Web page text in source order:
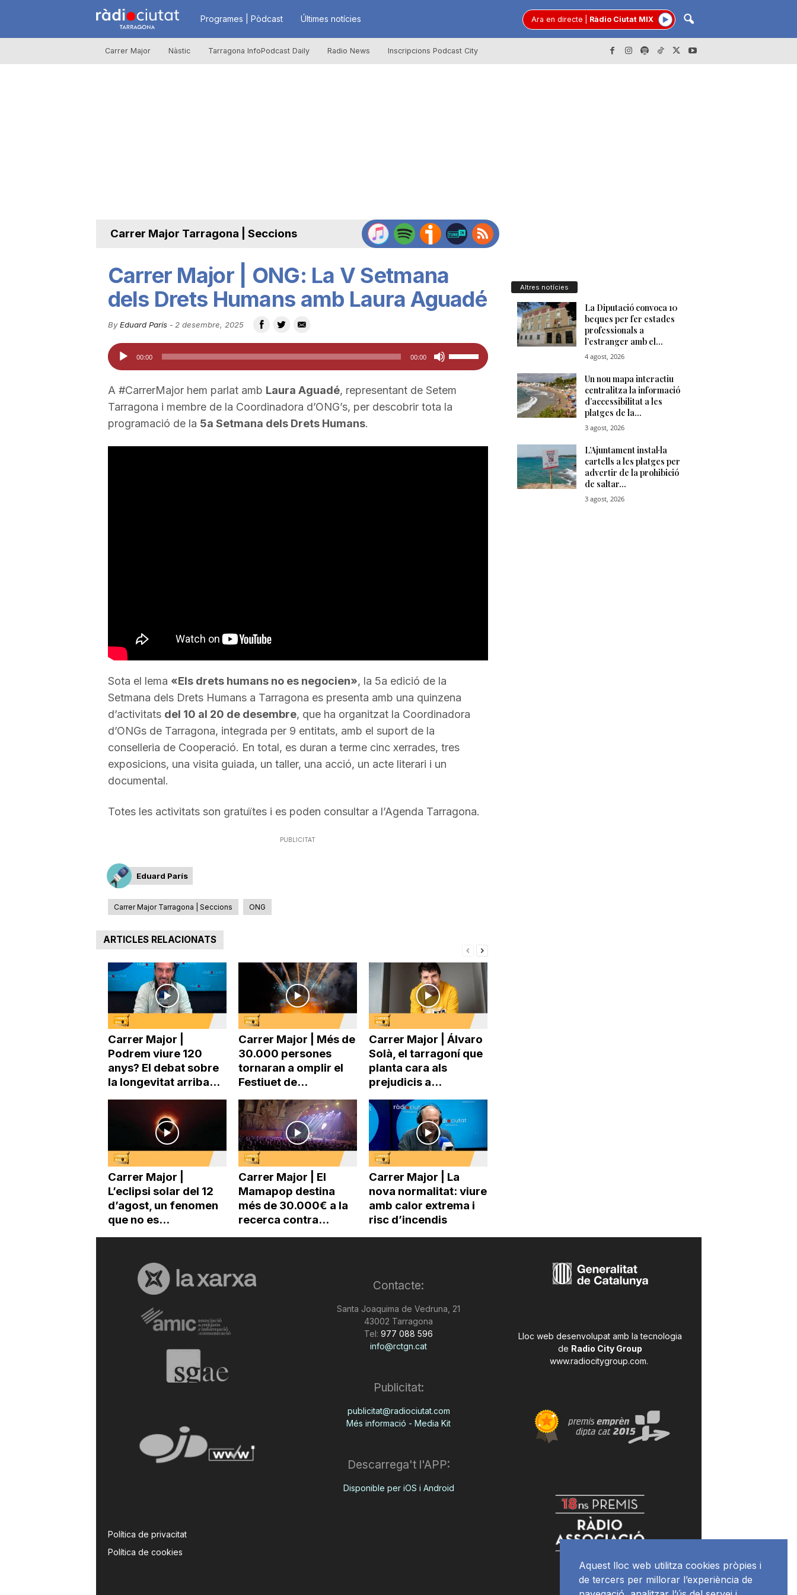
R
à
u
t
a
a
g
a
Programes | Pòdcast Últimes notícies Ara en directe Ràdio Ciutat MIX
Carrer Major Nàstic Tarragona InfoPodcast Daily Radio News Inscripcions Podcast City
Carrer Major Tarragona | Seccions
Carrer Major | ONG: La V Setmana
dels Drets Humans amb Laura Aguadé
By Eduard París- 2 desembre, 2025
Reproductor
d'àudio
00:00 00:00
Feu
servir
les
tecles
A #CarrerMajor hem parlat amb Laura Aguadé, representant de Setem
Tarragona i membre de la Coordinadora d’ONG’s, per descobrir tota la
programació de la 5a Setmana dels Drets Humans.
Sota el lema «Els drets humans no es negocien», la 5a edició de la
Setmana dels Drets Humans a Tarragona es presenta amb una quinzena
d’activitats del 10 al 20 de desembre, que ha organitzat la Coordinadora
d’ONGs de Tarragona, integrada per 9 entitats, amb el suport de la
conselleria de Cooperació. En total, es duran a terme cinc xerrades, tres
exposicions, una visita guiada, un taller, una acció, un acte literari i un
documental.
Totes les activitats son gratuïtes i es poden consultar a l’Agenda Tarragona.
PUBLICITAT
Eduard París
Carrer Major Tarragona | Seccions ONG
ARTICLES RELACIONATS
Carrer Major |
Podrem viure 120
anys? El debat sobre
la longevitat arriba...
Carrer Major | Més de
30.000 persones
tornaran a omplir el
Festiuet de...
Carrer Major | Álvaro
Solà, el tarragoní que
planta cara als
prejudicis a...
Carrer Major |
L’eclipsi solar del 12
d’agost, un fenomen
que no es...
Carrer Major | El
Mamapop destina
més de 30.000€ a la
recerca contra...
Carrer Major | La
nova normalitat: viure
amb calor extrema i
risc d’incendis
Altres notícies
Política de privacitat
Política de cookies
Contacte:
Santa Joaquima de Vedruna, 21
43002 Tarragona
Tel: 977 088 596
info@rctgn.cat
Publicitat:
publicitat@radiociutat.com
Més informació - Media Kit
Descarrega't l'APP:
Disponible per iOS i Android
Lloc web desenvolupat amb la tecnologia
de Radio City Group
www.radiocitygroup.com.
Aquest lloc web utilitza cookies pròpies i
de tercers per millorar l’experiència de